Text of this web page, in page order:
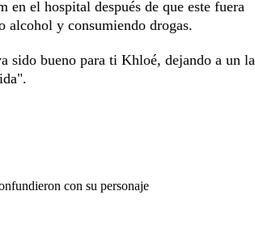
el hospital después de que este fuera
alcohol y consumiendo drogas.
sido bueno para ti Khloé, dejando a un
con su personaje